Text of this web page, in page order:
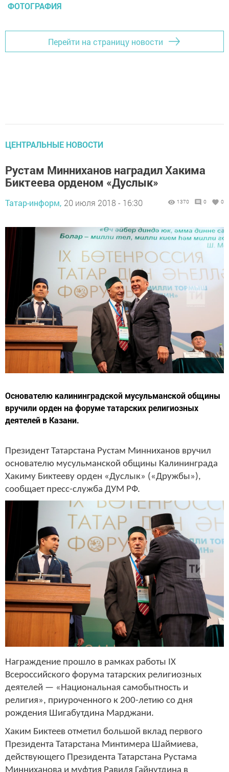
ФОТОГРАФИЯ
Перейти на страницу новости
ЦЕНТРАЛЬНЫЕ НОВОСТИ
Рустам Минниханов наградил Хакима
Биктеева орденом «Дуслык»
Татар-информ, 20 июля 2018 - 16:30 1370 0 0
Основателю калининградской мусульманской общины
вручили орден на форуме татарских религиозных
деятелей в Казани.
Президент Татарстана Рустам Минниханов вручил
основателю мусульманской общины Калининграда
Хакиму Биктееву орден «Дуслык» («Дружбы»),
сообщает пресс-служба ДУМ РФ.
Награждение прошло в рамках работы IX
Всероссийского форума татарских религиозных
деятелей — «Национальная самобытность и
религия», приуроченного к 200-летию со дня
рождения Шигабутдина Марджани.
Хаким Биктеев отметил большой вклад первого
Президента Татарстана Минтимера Шаймиева,
действующего Президента Татарстана Рустама